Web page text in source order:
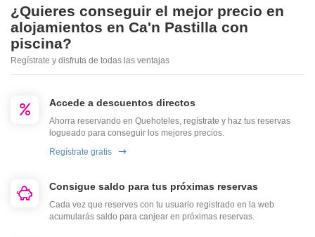
¿Quieres conseguir el mejor precio en
alojamientos en Ca'n Pastilla con
piscina?
Regístrate y disfruta de todas las ventajas
Accede a descuentos directos
Ahorra reservando en Quehoteles, regístrate y haz tus reservas
logueado para conseguir los mejores precios.
Regístrate gratis
Consigue saldo para tus próximas reservas
Cada vez que reserves con tu usuario registrado en la web
acumularás saldo para canjear en próximas reservas.